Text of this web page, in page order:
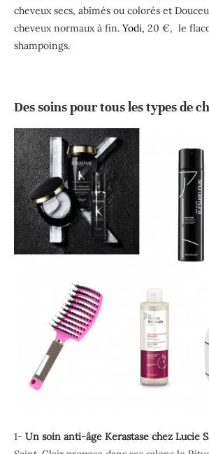
cheveux secs, abîmés ou colorés et
cheveux normaux à fin. Yodi, 20 €, le
shampoings.
Des soins pour tous les types de
1- Un soin anti-âge Kerastase chez Lucie